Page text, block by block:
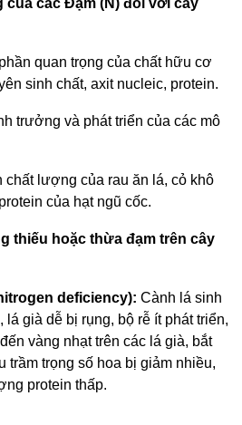
Đạm (N) đối với cây
trọng của chất hữu cơ
sinh chất, axit nucleic, protein.
và phát triển của các mô
của rau ăn lá, cỏ khô
của hạt ngũ cốc.
hoặc thừa đạm trên cây
deficiency): Cành lá sinh
già dễ bị rụng, bộ rễ ít phát triển,
vàng nhạt trên các lá già, bắt
trầm trọng số hoa bị giảm nhiều,
protein thấp.